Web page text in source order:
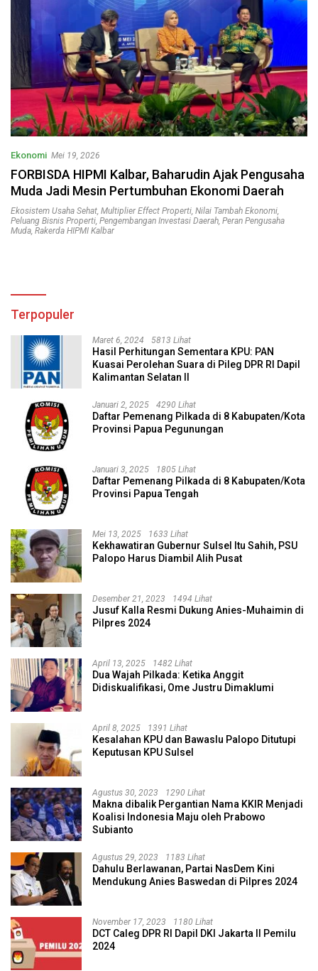
Ekonomi Mei 19, 2026
FORBISDA HIPMI Kalbar, Baharudin Ajak Pengusaha
Muda Jadi Mesin Pertumbuhan Ekonomi Daerah
Ekosistem Usaha Sehat, Multiplier Effect Properti, Nilai Tambah Ekonomi,
Peluang Bisnis Properti, Pengembangan Investasi Daerah, Peran Pengusaha
Muda, Rakerda HIPMI Kalbar
Terpopuler
Maret 6, 2024 5813 Lihat
Hasil Perhitungan Sementara KPU: PAN
Kuasai Perolehan Suara di Pileg DPR RI Dapil
Kalimantan Selatan II
Januari 2, 2025 4290 Lihat
Daftar Pemenang Pilkada di 8 Kabupaten/Kota
Provinsi Papua Pegunungan
Januari 3, 2025 1805 Lihat
Daftar Pemenang Pilkada di 8 Kabupaten/Kota
Provinsi Papua Tengah
Mei 13, 2025 1633 Lihat
Kekhawatiran Gubernur Sulsel Itu Sahih, PSU
Palopo Harus Diambil Alih Pusat
Desember 21, 2023 1494 Lihat
Jusuf Kalla Resmi Dukung Anies-Muhaimin di
Pilpres 2024
April 13, 2025 1482 Lihat
Dua Wajah Pilkada: Ketika Anggit
Didiskualifikasi, Ome Justru Dimaklumi
April 8, 2025 1391 Lihat
Kesalahan KPU dan Bawaslu Palopo Ditutupi
Keputusan KPU Sulsel
Agustus 30, 2023 1290 Lihat
Makna dibalik Pergantian Nama KKIR Menjadi
Koalisi Indonesia Maju oleh Prabowo
Subianto
Agustus 29, 2023 1183 Lihat
Dahulu Berlawanan, Partai NasDem Kini
Mendukung Anies Baswedan di Pilpres 2024
November 17, 2023 1180 Lihat
DCT Caleg DPR RI Dapil DKI Jakarta II Pemilu
2024